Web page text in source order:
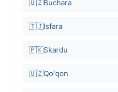
🇺🇿Buchara
🇹🇯Isfara
🇵🇰Skardu
🇺🇿Qoʻqon